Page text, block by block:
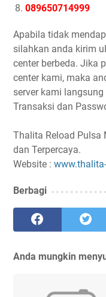
089650714999
Apabila tidak
silahkan anda kirim
center berbeda. Jika
center kami, maka
server kami
Transaksi dan
Thalita Reload Pulsa
dan Terpercaya.
Website :
Berbagi
Anda mungkin